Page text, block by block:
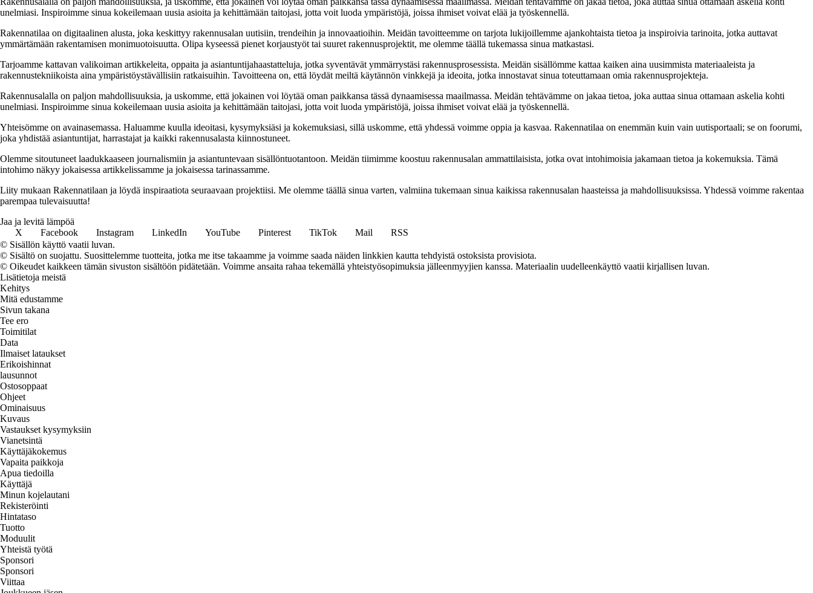
unelmiasi. Inspiroimme sinua kokeilemaan uusia asioita ja kehittämään taitojasi, jotta voit luoda ympäristöjä, joissa ihmiset voivat elää ja työskennellä.
Rakennatilaa on digitaalinen alusta, joka keskittyy rakennusalan uutisiin, trendeihin ja innovaatioihin. Meidän tavoitteemme on tarjota lukijoillemme ajankohtaista tietoa ja inspiroivia tarinoita, jotka auttavat
ymmärtämään rakentamisen monimuotoisuutta. Olipa kyseessä pienet korjaustyöt tai suuret rakennusprojektit, me olemme täällä tukemassa sinua matkastasi.
Tarjoamme kattavan valikoiman artikkeleita, oppaita ja asiantuntijahaastatteluja, jotka syventävät ymmärrystäsi rakennusprosessista. Meidän sisällömme kattaa kaiken aina uusimmista materiaaleista ja
rakennustekniikoista aina ympäristöystävällisiin ratkaisuihin. Tavoitteena on, että löydät meiltä käytännön vinkkejä ja ideoita, jotka innostavat sinua toteuttamaan omia rakennusprojekteja.
Rakennusalalla on paljon mahdollisuuksia, ja uskomme, että jokainen voi löytää oman paikkansa tässä dynaamisessa maailmassa. Meidän tehtävämme on jakaa tietoa, joka auttaa sinua ottamaan askelia kohti
unelmiasi. Inspiroimme sinua kokeilemaan uusia asioita ja kehittämään taitojasi, jotta voit luoda ympäristöjä, joissa ihmiset voivat elää ja työskennellä.
Yhteisömme on avainasemassa. Haluamme kuulla ideoitasi, kysymyksiäsi ja kokemuksiasi, sillä uskomme, että yhdessä voimme oppia ja kasvaa. Rakennatilaa on enemmän kuin vain uutisportaali; se on foorumi,
joka yhdistää asiantuntijat, harrastajat ja kaikki rakennusalasta kiinnostuneet.
Olemme sitoutuneet laadukkaaseen journalismiin ja asiantuntevaan sisällöntuotantoon. Meidän tiimimme koostuu rakennusalan ammattilaisista, jotka ovat intohimoisia jakamaan tietoa ja kokemuksia. Tämä
intohimo näkyy jokaisessa artikkelissamme ja jokaisessa tarinassamme.
Liity mukaan Rakennatilaan ja löydä inspiraatiota seuraavaan projektiisi. Me olemme täällä sinua varten, valmiina tukemaan sinua kaikissa rakennusalan haasteissa ja mahdollisuuksissa. Yhdessä voimme rakentaa
parempaa tulevaisuutta!
Jaa ja levitä lämpöä
X
Facebook Instagram LinkedIn YouTube Pinterest TikTok Mail
RSS
© Sisällön käyttö vaatii luvan.
© Sisältö on suojattu. Suosittelemme tuotteita, jotka me itse takaamme ja voimme saada näiden linkkien kautta tehdyistä ostoksista provisiota.
© Oikeudet kaikkeen tämän sivuston sisältöön pidätetään. Voimme ansaita rahaa tekemällä yhteistyösopimuksia jälleenmyyjien kanssa. Materiaalin uudelleenkäyttö vaatii kirjallisen luvan.
Lisätietoja meistä
Kehitys
Mitä edustamme
Sivun takana
Tee ero
Toimitilat
Data
Ilmaiset lataukset
Erikoishinnat
lausunnot
Ostosoppaat
Ohjeet
Ominaisuus
Kuvaus
Vastaukset kysymyksiin
Vianetsintä
Käyttäjäkokemus
Vapaita paikkoja
Apua tiedoilla
Käyttäjä
Minun kojelautani
Rekisteröinti
Hintataso
Tuotto
Moduulit
Yhteistä työtä
Sponsori
Sponsori
Viittaa